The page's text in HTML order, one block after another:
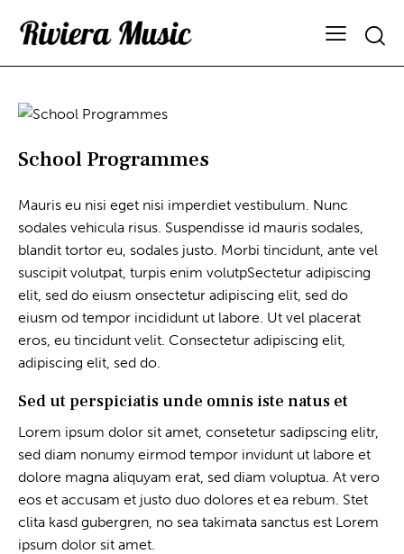
School Programmes
Mauris eu nisi eget nisi imperdiet vestibulum. Nunc
sodales vehicula risus. Suspendisse id mauris sodales,
blandit tortor eu, sodales justo. Morbi tincidunt, ante vel
suscipit volutpat, turpis enim volutpSectetur adipiscing
elit, sed do eiusm onsectetur adipiscing elit, sed do
eiusm od tempor incididunt ut labore. Ut vel placerat
eros, eu tincidunt velit. Consectetur adipiscing elit,
adipiscing elit, sed do.
Sed ut perspiciatis unde omnis iste natus et
Lorem ipsum dolor sit amet, consetetur sadipscing elitr,
sed diam nonumy eirmod tempor invidunt ut labore et
dolore magna aliquyam erat, sed diam voluptua. At vero
eos et accusam et justo duo dolores et ea rebum. Stet
clita kasd gubergren, no sea takimata sanctus est Lorem
ipsum dolor sit amet.